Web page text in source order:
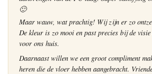
🙂
Maar wauw, wat prachtig! Wij zijn er zo
De kleur is zo mooi en past precies bij de visie
voor ons huis.
Daarnaast willen we een groot compliment
heren die de vloer hebben aangebracht.